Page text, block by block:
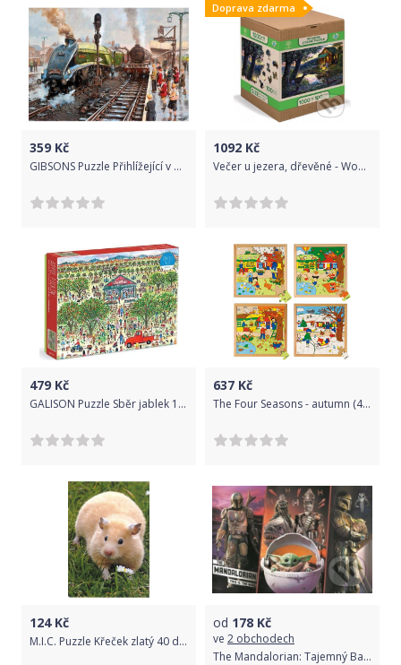
359 Kč
GIBSONS Puzzle Přihlížející v Doncasteru XXL 100 dílků
Doprava zdarma
1092 Kč
Večer u jezera, dřevěné - Wooden City
479 Kč
GALISON Puzzle Sběr jablek 1000 dílků
637 Kč
The Four Seasons - autumn (49 pieces)
124Kč
M.I.C. Puzzle Křeček zlatý 40 dílků
od 178 Kč
ve 2 obchodech
The Mandalorian: Tajemný Baby Yoda - Trefl